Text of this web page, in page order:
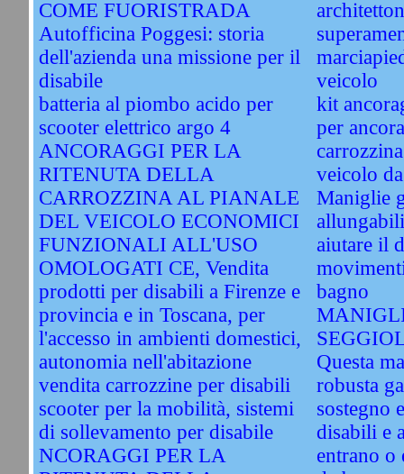
COME FUORISTRADA
Autofficina Poggesi: storia
dell'azienda una missione per il
disabile
batteria al piombo acido per
scooter elettrico argo 4
ANCORAGGI PER LA
RITENUTA DELLA
CARROZZINA AL PIANALE
DEL VEICOLO ECONOMICI
FUNZIONALI ALL'USO
OMOLOGATI CE, Vendita
prodotti per disabili a Firenze e
provincia e in Toscana, per
l'accesso in ambienti domestici,
autonomia nell'abitazione
vendita carrozzine per disabili
scooter per la mobilità, sistemi
di sollevamento per disabile
NCORAGGI PER LA
veicolo
kit
per
veicolo
Maniglie
aiutare il
bagno
Questa
robusta
sostegno
disabili e
entrano o